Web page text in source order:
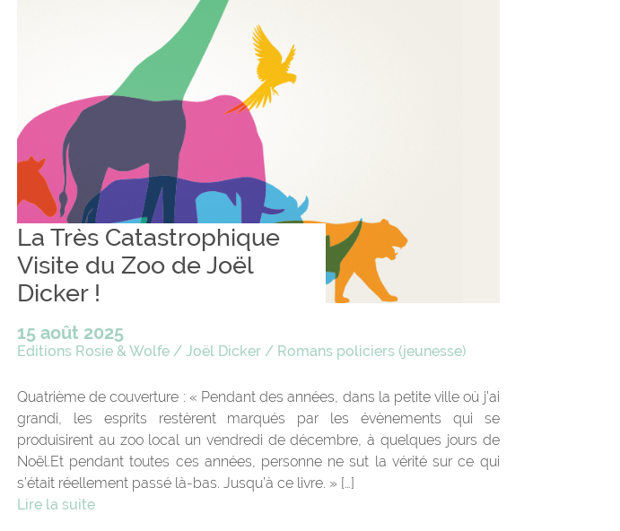
La Très Catastrophique
Visite du Zoo de Joël
Dicker !
15 août 2025
Editions Rosie & Wolfe/ Joël Dicker/ Romans policiers (jeunesse)
Quatrième de couverture : « Pendant des années, dans la petite ville où j’ai
grandi, les esprits restèrent marqués par les évènements qui se
produisirent au zoo local un vendredi de décembre, à quelques jours de
Noël.Et pendant toutes ces années, personne ne sut la vérité sur ce qui
s’était réellement passé là-bas. Jusqu’à ce livre. » […]
Lire la suite